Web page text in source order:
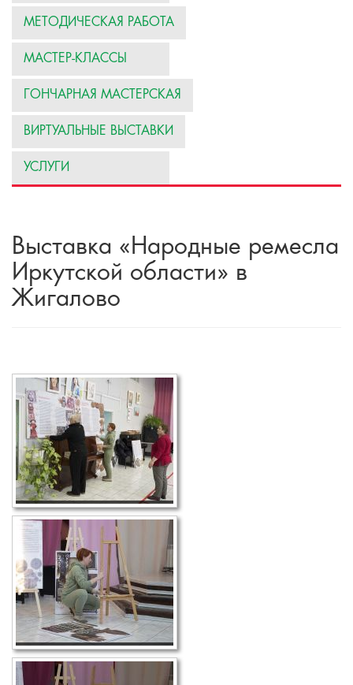
МЕТОДИЧЕСКАЯ РАБОТА
МАСТЕР-КЛАССЫ
ГОНЧАРНАЯ МАСТЕРСКАЯ
ВИРТУАЛЬНЫЕ ВЫСТАВКИ
УСЛУГИ
Выставка «Народные ремесла
Иркутской области» в
Жигалово